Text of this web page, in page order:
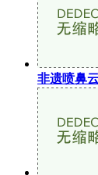
非遗喷鼻